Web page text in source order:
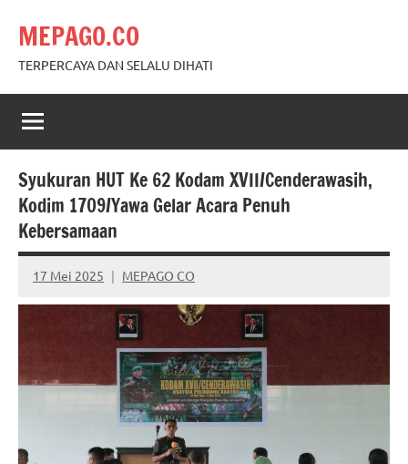
content
MEPAGO.CO
TERPERCAYA DAN SELALU DIHATI
Syukuran HUT Ke 62 Kodam XVII/Cenderawasih,
Kodim 1709/Yawa Gelar Acara Penuh
Kebersamaan
17 Mei 2025 MEPAGO CO
No
comments